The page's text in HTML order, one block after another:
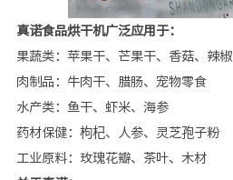
真诺食品烘干机广泛应用于：
果蔬类：苹果干、芒果干、香菇、辣椒
肉制品：牛肉干、腊肠、宠物零食
水产类：鱼干、虾米、海参
药材保健：枸杞、人参、灵芝孢子粉
工业原料：玫瑰花瓣、茶叶、木材